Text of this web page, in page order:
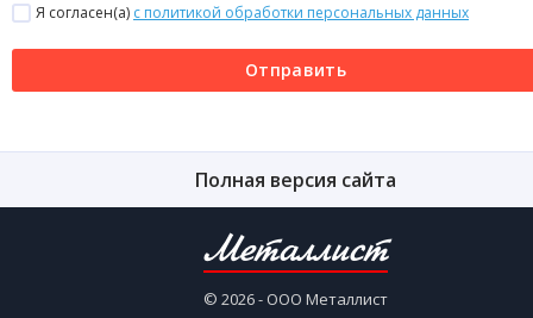
Я согласен(a) с политикой обработки персональных данных
Отправить
Полная версия сайта
Металлист
© 2026 - ООО Металлист